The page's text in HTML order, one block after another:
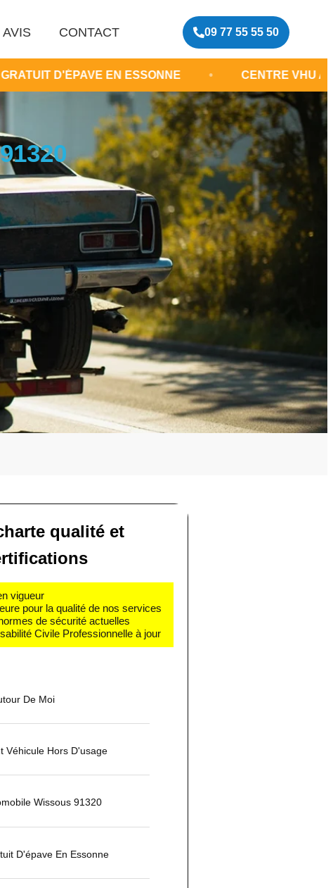
AVIS CONTACT 09 77 55 55 50
EN ESSONNE • CENTRE VHU AGRÉÉ ÎLE-DE-
qualité et
vigueur
pour la qualité de nos services
de sécurité actuelles
Civile Professionnelle à jour
De Moi
Véhicule Hors D'usage
Wissous 91320
D'épave En Essonne